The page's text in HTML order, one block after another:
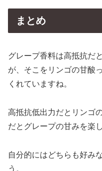
まとめ
グレープ香料は高抵抗だ
が、そこをリンゴの甘酸
くれていますね。
高抵抗低出力だとリンゴ
だとグレープの甘みを楽
自分的にはどちらも好み
う。